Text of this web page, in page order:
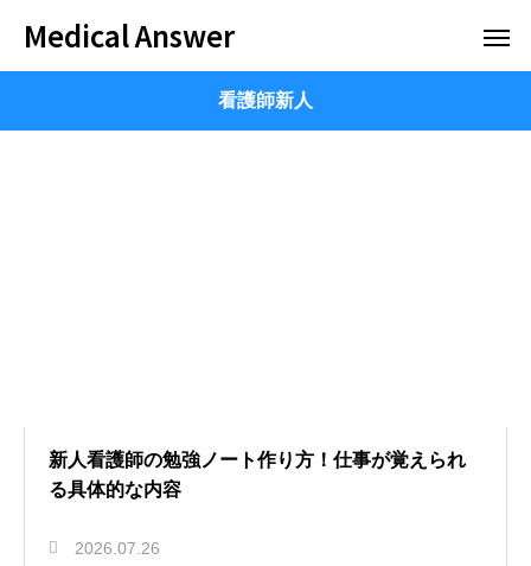
Medical Answer
看護師新人
新人看護師の勉強ノート作り方！仕事が覚えられ
る具体的な内容
2026.07.26